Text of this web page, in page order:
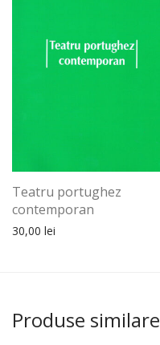
Teatru portughez
contemporan
30,00 lei
Produse similare